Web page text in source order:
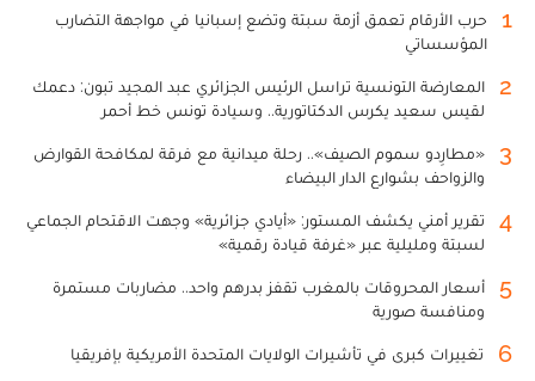
1
حرب الأرقام تعمق أزمة سبتة وتضع إسبانيا في مواجهة التضارب
المؤسساتي
2
المعارضة التونسية تراسل الرئيس الجزائري عبد المجيد تبون: دعمك
لقيس سعيد يكرس الدكتاتورية.. وسيادة تونس خط أحمر
3
«مطارِدو سموم الصيف».. رحلة ميدانية مع فرقة لمكافحة القوارض
والزواحف بشوارع الدار البيضاء
4
تقرير أمني يكشف المستور: «أيادي جزائرية» وجهت الاقتحام الجماعي
لسبتة ومليلية عبر «غرفة قيادة رقمية»
5
أسعار المحروقات بالمغرب تقفز بدرهم واحد.. مضاربات مستمرة
ومنافسة صورية
6 تغييرات كبرى في تأشيرات الولايات المتحدة الأمريكية بإفريقيا